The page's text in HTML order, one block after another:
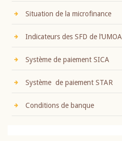
Situation de la microfinance
Indicateurs des SFD de l’UMOA
Système de paiement SICA
Système de paiement STAR
Conditions de banque